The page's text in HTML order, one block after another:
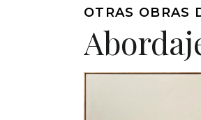
OTRAS OBRAS